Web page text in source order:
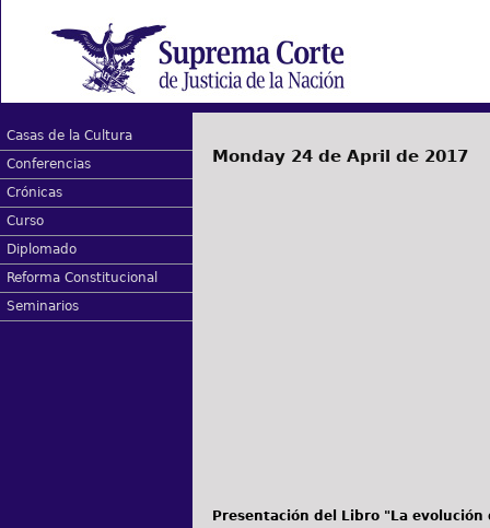
Casas de la Cultura
Conferencias
Crónicas
Curso
Diplomado
Reforma Constitucional
Seminarios
Monday 24 de April de 2017
Presentación del Libro "La